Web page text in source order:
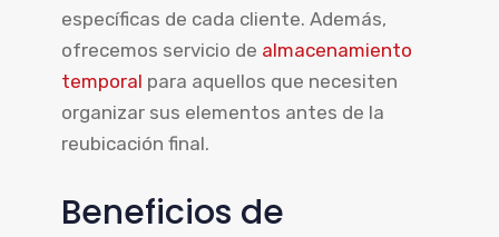
específicas de cada cliente. Además,
ofrecemos servicio de almacenamiento
temporal para aquellos que necesiten
organizar sus elementos antes de la
reubicación final.
Beneficios de